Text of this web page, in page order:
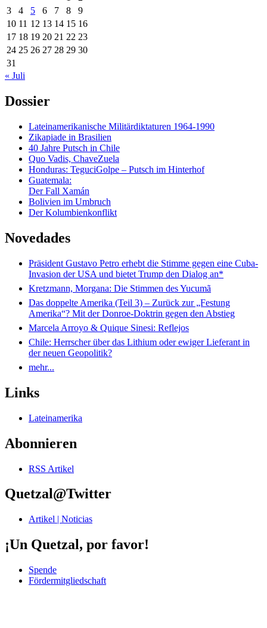
3
4 5 6 7 8
9
10 11 12 13 14 15 16
17 18 19 20 21 22 23
24 25 26 27 28 29 30
31
« Juli
Dossier
Lateinamerikanische Militärdiktaturen 1964-1990
Zikapiade in Brasilien
40 Jahre Putsch in Chile
Quo Vadis, ChaveZuela
Honduras: TeguciGolpe – Putsch im Hinterhof
Guatemala:
Der Fall Xamán
Bolivien im Umbruch
Der Kolumbienkonflikt
Novedades
Präsident Gustavo Petro erhebt die Stimme gegen eine Cuba-
Invasion der USA und bietet Trump den Dialog an*
Kretzmann, Morgana: Die Stimmen des Yucumã
Das doppelte Amerika (Teil 3) – Zurück zur „Festung
Amerika“? Mit der Donroe-Doktrin gegen den Abstieg
Marcela Arroyo & Quique Sinesi: Reflejos
Chile: Herrscher über das Lithium oder ewiger Lieferant in
der neuen Geopolitik?
mehr...
Links
Lateinamerika
Abonnieren
RSS Artikel
Quetzal@Twitter
Artikel | Noticias
¡Un Quetzal, por favor!
Spende
Fördermitgliedschaft